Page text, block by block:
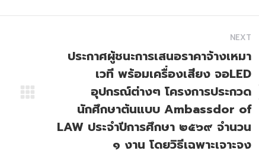
NEXT
ประกาศผู้ชนะการเสนอราคาจ้างเหมา
เวที พร้อมเครื่องเสียง จอLED
อุปกรณ์ต่างๆ โครงการประกวด
นักศึกษาต้นแบบ Ambassdor of
LAW ประจำปีการศึกษา ๒๕๖๙ จำนวน
๑ งาน โดยวิธีเฉพาะเจาะจง